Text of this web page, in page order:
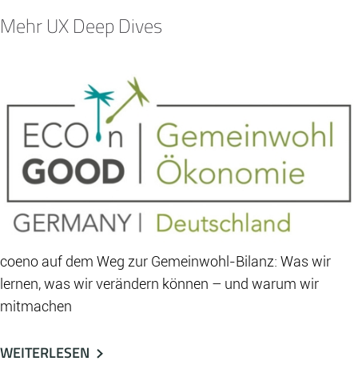
Mehr UX Deep Dives
coeno auf dem Weg zur Gemeinwohl-Bilanz: Was wir
lernen, was wir verändern können – und warum wir
mitmachen
WEITERLESEN